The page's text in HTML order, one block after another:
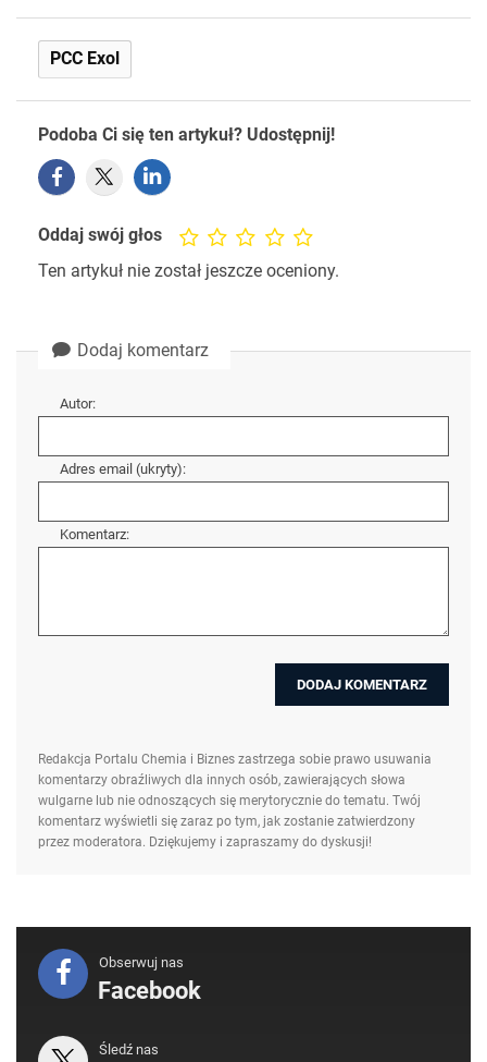
PCC Exol
Podoba Ci się ten artykuł? Udostępnij!
Oddaj swój głos
Ten artykuł nie został jeszcze oceniony.
Dodaj komentarz
Autor:
Adres email (ukryty):
Komentarz:
Redakcja Portalu Chemia i Biznes zastrzega sobie prawo usuwania
komentarzy obraźliwych dla innych osób, zawierających słowa
wulgarne lub nie odnoszących się merytorycznie do tematu. Twój
komentarz wyświetli się zaraz po tym, jak zostanie zatwierdzony
przez moderatora. Dziękujemy i zapraszamy do dyskusji!
Obserwuj nas
Facebook
Śledź nas